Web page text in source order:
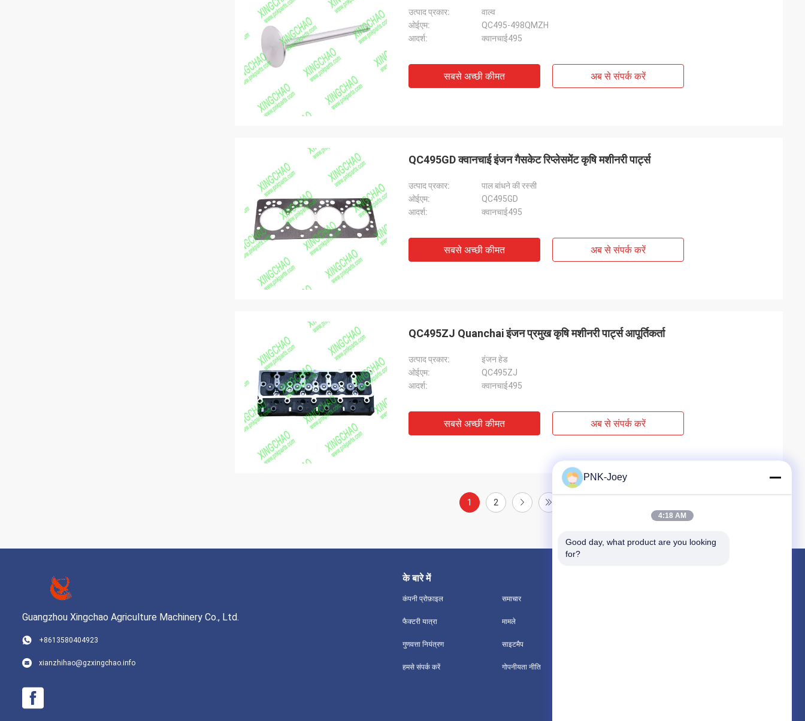
उत्पाद प्रकार:
वाल्व
ओईएम:
QC495-498QMZH
आदर्श:
क्वानचाई495
सबसे अच्छी कीमत अब से संपर्क करें
QC495GD क्वानचाई इंजन गैसकेट रिप्लेसमेंट कृषि मशीनरी पार्ट्स
उत्पाद प्रकार:
पाल बांधने की रस्सी
ओईएम:
QC495GD
आदर्श:
क्वानचाई495
सबसे अच्छी कीमत अब से संपर्क करें
QC495ZJ Quanchai इंजन प्रमुख कृषि मशीनरी पार्ट्स आपूर्तिकर्ता
उत्पाद प्रकार:
इंजन हेड
ओईएम:
QC495ZJ
आदर्श:
क्वानचाई495
सबसे अच्छी कीमत अब से संपर्क करें
1 2
Guangzhou Xingchao Agriculture Machinery Co., Ltd.
+8613580404923
xianzhihao@gzxingchao.info
के बारे में
कंपनी प्रोफ़ाइल
फैक्टरी यात्रा
गुणवत्ता नियंत्रण
हमसे संपर्क करें
समाचार
मामले
साइटमैप
गोपनीयता नीति
PNK-Joey
4:18 AM
Good day, what product are you looking
for?